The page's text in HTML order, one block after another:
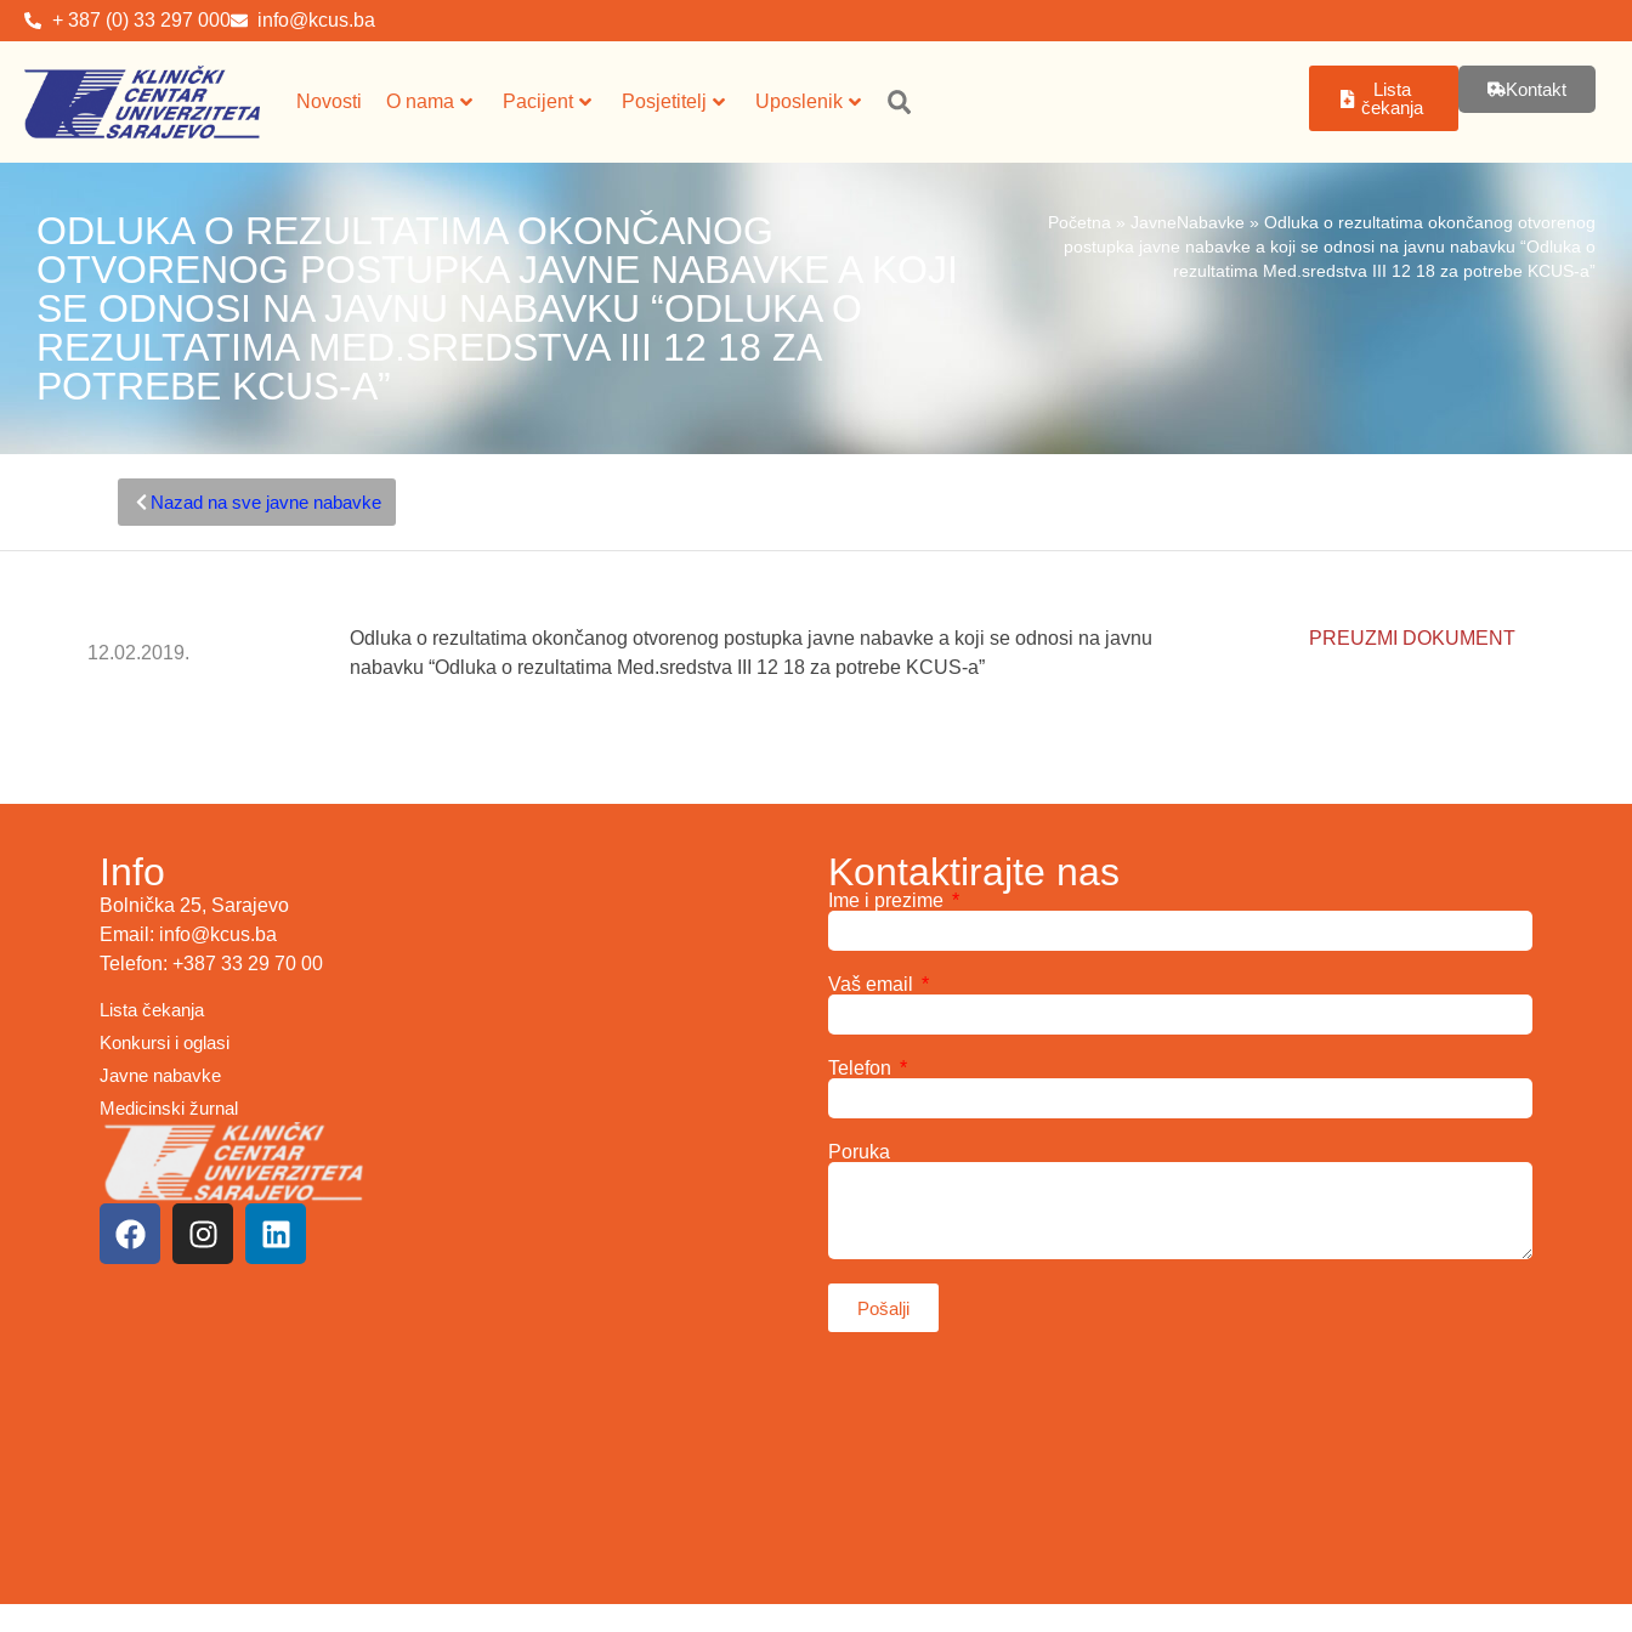
+ 387 (0) 33 297 000 info@kcus.ba
Novosti O nama Pacijent Posjetitelj Uposlenik
Lista
čekanja
Kontakt
ODLUKA O REZULTATIMA OKONČANOG
OTVORENOG POSTUPKA JAVNE NABAVKE A KOJI
SE ODNOSI NA JAVNU NABAVKU “ODLUKA O
REZULTATIMA MED.SREDSTVA III 12 18 ZA
POTREBE KCUS-A”
Početna » JavneNabavke » Odluka o rezultatima okončanog otvorenog
postupka javne nabavke a koji se odnosi na javnu nabavku “Odluka o
rezultatima Med.sredstva III 12 18 za potrebe KCUS-a”
Nazad na sve javne nabavke
12.02.2019.
Odluka o rezultatima okončanog otvorenog postupka javne nabavke a koji se odnosi na javnu
nabavku “Odluka o rezultatima Med.sredstva III 12 18 za potrebe KCUS-a”
PREUZMI DOKUMENT
Info
Bolnička 25, Sarajevo
Email: info@kcus.ba
Telefon: +387 33 29 70 00
Lista čekanja
Konkursi i oglasi
Javne nabavke
Medicinski žurnal
Kontaktirajte nas
Ime i prezime
Vaš email
Telefon
Poruka
Pošalji